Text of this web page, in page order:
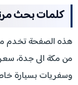
كلمات بحث
هذه الصفحة تخدم
من مكة الى جدة،
وسفريات بسيارة